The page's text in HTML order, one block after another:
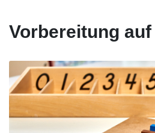
Vorbereitung